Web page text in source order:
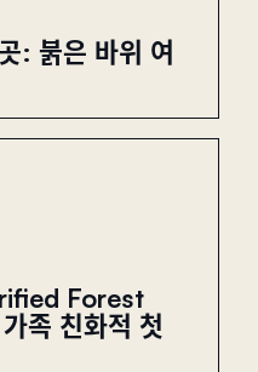
: 붉은 바위 여
Forest
족 친화적 첫